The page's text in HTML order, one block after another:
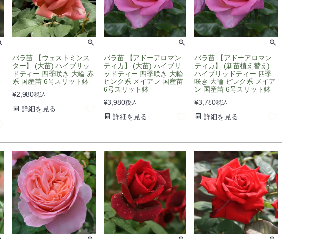
バラ苗 【ウェストミンス
ター】 (大苗) ハイブリッ
ドティー 四季咲き 大輪 赤
系 国産苗 6号スリット鉢
¥2,980税込
詳細を見る
バラ苗 【アドーアロマン
ティカ】 (大苗) ハイブリ
ッドティー 四季咲き 大輪
ピンク系 メイアン 国産苗
6号スリット鉢
¥3,980税込
詳細を見る
バラ苗 【アドーアロマン
ティカ】 (新苗植え替え)
ハイブリッドティー 四季
咲き 大輪 ピンク系 メイア
ン 国産苗 6号スリット鉢
¥3,780税込
詳細を見る